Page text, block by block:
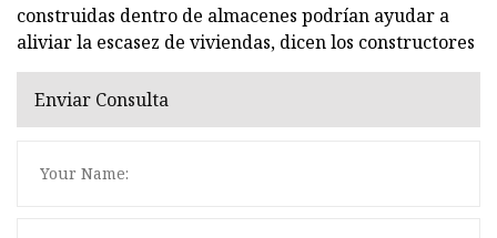
construidas dentro de almacenes podrían ayudar a
aliviar la escasez de viviendas, dicen los constructores
Enviar Consulta